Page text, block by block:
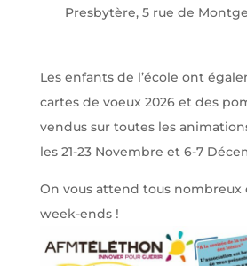
Presbytère, 5 rue de
Les enfants de l’école ont
cartes de voeux 2026 et des
vendus sur toutes les
les 21-23 Novembre et 6-7
On vous attend tous nombreux
week-ends !